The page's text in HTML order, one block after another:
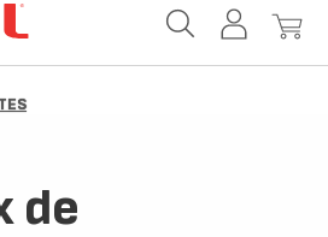
MonMon
de